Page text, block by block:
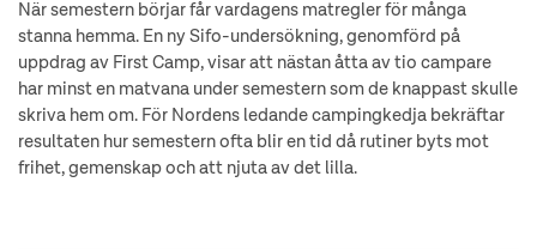
När semestern börjar får vardagens matregler för många
stanna hemma. En ny Sifo-undersökning, genomförd på
uppdrag av First Camp, visar att nästan åtta av tio campare
har minst en matvana under semestern som de knappast skulle
skriva hem om. För Nordens ledande campingkedja bekräftar
resultaten hur semestern ofta blir en tid då rutiner byts mot
frihet, gemenskap och att njuta av det lilla.